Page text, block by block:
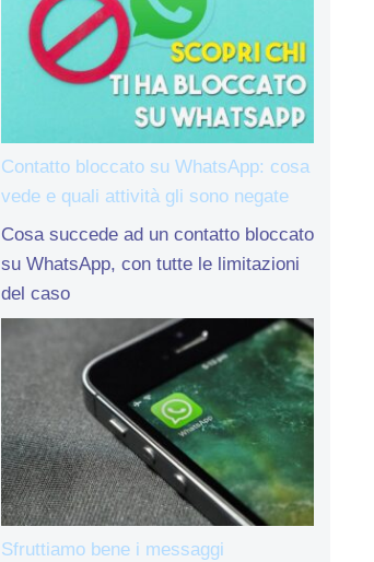
Contatto bloccato su WhatsApp: cosa
vede e quali attività gli sono negate
Cosa succede ad un contatto bloccato
su WhatsApp, con tutte le limitazioni
del caso
Sfruttiamo bene i messaggi